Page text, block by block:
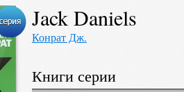
Jack Daniels
Конрат Дж.
Книги серии